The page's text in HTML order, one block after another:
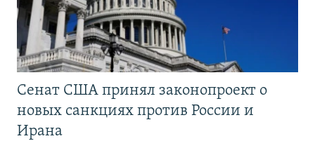
Сенат США принял законопроект о
новых санкциях против России и
Ирана